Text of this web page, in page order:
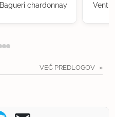
Bagueri chardonnay
VEČ PREDLOGOV